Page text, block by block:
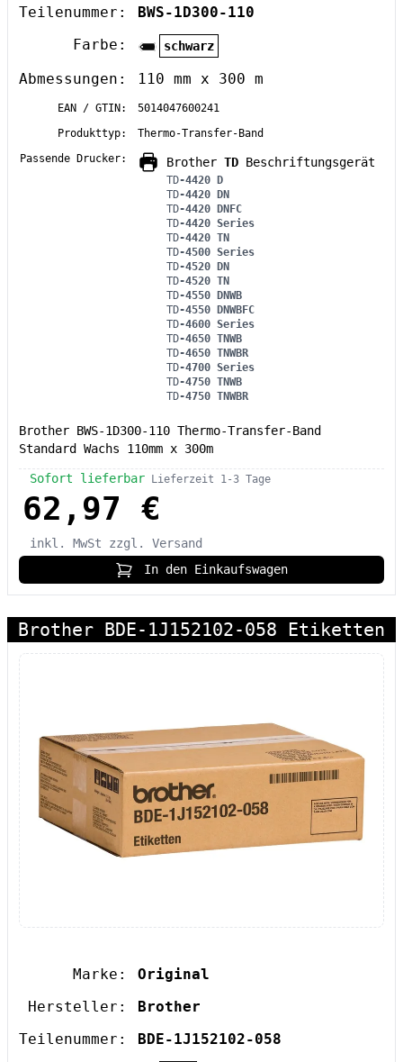
Teilenummer:
BWS-1D300-110
Farbe:
schwarz
Abmessungen: 110 mm x 300 m
EAN / GTIN:
5014047600241
Produkttyp:
Thermo-Transfer-Band
Passende Drucker:
Brother TD Beschriftungsgerät
TD-4420 D
TD-4420 DN
TD-4420 DNFC
TD-4420 Series
TD-4420 TN
TD-4500 Series
TD-4520 DN
TD-4520 TN
TD-4550 DNWB
TD-4550 DNWBFC
TD-4600 Series
TD-4650 TNWB
TD-4650 TNWBR
TD-4700 Series
TD-4750 TNWB
TD-4750 TNWBR
Brother BWS-1D300-110 Thermo-Transfer-Band
Standard Wachs 110mm x 300m
Sofort lieferbar Lieferzeit 1-3 Tage
62,97 €
inkl. MwSt
zzgl. Versand
In den Einkaufswagen
Brother BDE-1J152102-058 Etiketten
Marke:
Original
Hersteller:
Brother
Teilenummer:
BDE-1J152102-058